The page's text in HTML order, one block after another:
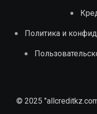
Политика и
© 2025